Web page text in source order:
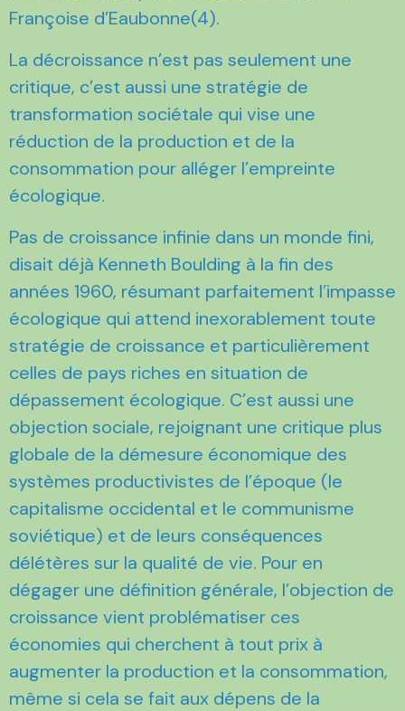
Françoise d’Eaubonne(4).
La décroissance n’est pas seulement une
critique, c’est aussi une stratégie de
transformation sociétale qui vise une
réduction de la production et de la
consommation pour alléger l’empreinte
écologique.
Pas de croissance infinie dans un monde fini,
disait déjà Kenneth Boulding à la fin des
années 1960, résumant parfaitement l’impasse
écologique qui attend inexorablement toute
stratégie de croissance et particulièrement
celles de pays riches en situation de
dépassement écologique. C’est aussi une
objection sociale, rejoignant une critique plus
globale de la démesure économique des
systèmes productivistes de l’époque (le
capitalisme occidental et le communisme
soviétique) et de leurs conséquences
délétères sur la qualité de vie. Pour en
dégager une définition générale, l’objection de
croissance vient problématiser ces
économies qui cherchent à tout prix à
augmenter la production et la consommation,
même si cela se fait aux dépens de la